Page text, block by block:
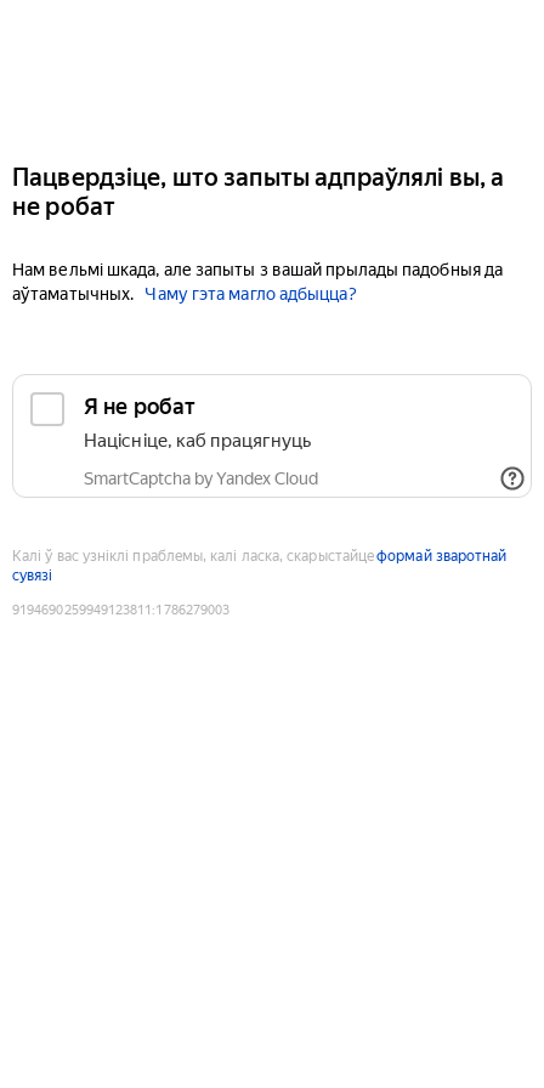
Пацвердзіце, што запыты адпраўлялі вы, а
не робат
Нам вельмі шкада, але запыты з вашай прылады падобныя да
аўтаматычных.
Чаму гэта магло адбыцца?
Я не робат
Націсніце, каб працягнуць
SmartCaptcha by Yandex Cloud
Калі ў вас узніклі праблемы, калі ласка, скарыстайцеформай зваротнай
сувязі
9194690259949123811 :1786279003